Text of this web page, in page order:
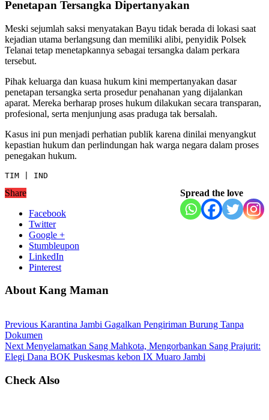
Penetapan Tersangka Dipertanyakan
Meski sejumlah saksi menyatakan Bayu tidak berada di lokasi saat
kejadian utama berlangsung dan memiliki alibi, penyidik Polsek
Telanai tetap menetapkannya sebagai tersangka dalam perkara
tersebut.
Pihak keluarga dan kuasa hukum kini mempertanyakan dasar
penetapan tersangka serta prosedur penahanan yang dijalankan
aparat. Mereka berharap proses hukum dilakukan secara transparan,
profesional, serta menjunjung asas praduga tak bersalah.
Kasus ini pun menjadi perhatian publik karena dinilai menyangkut
kepastian hukum dan perlindungan hak warga negara dalam proses
penegakan hukum.
TIM | IND
Spread the love
Share
Facebook
Twitter
Google +
Stumbleupon
LinkedIn
Pinterest
About Kang Maman
Previous Karantina Jambi Gagalkan Pengiriman Burung Tanpa
Dokumen
Next Menyelamatkan Sang Mahkota, Mengorbankan Sang Prajurit:
Elegi Dana BOK Puskesmas kebon IX Muaro Jambi
Check Also